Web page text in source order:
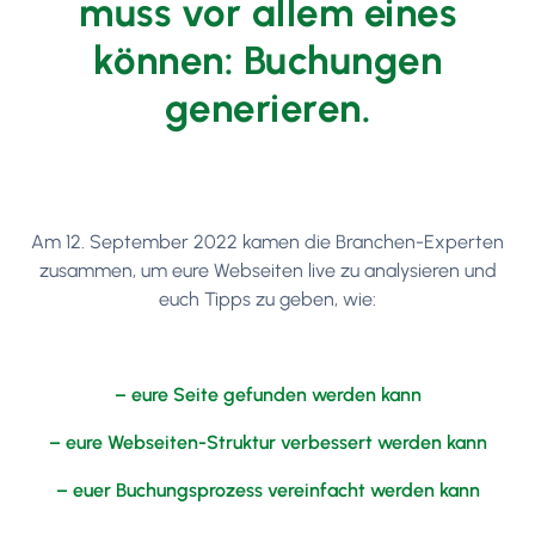
muss vor allem eines
können: Buchungen
generieren.
Am 12. September 2022 kamen die Branchen-Experten
zusammen, um eure Webseiten live zu analysieren und
euch Tipps zu geben, wie:
– eure Seite gefunden werden kann
– eure Webseiten-Struktur verbessert werden kann
– euer Buchungsprozess vereinfacht werden kann